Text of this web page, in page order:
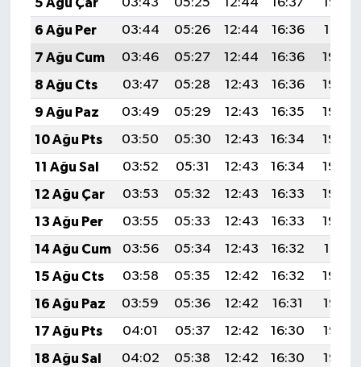
5 Ağu Çar
03:43 05:25 12:44 16:37
19:53
6 Ağu Per
03:44 05:26 12:44 16:36
19:51
7 Ağu Cum
03:46 05:27 12:44 16:36
19:50
8 Ağu Cts
03:47 05:28 12:43 16:36
19:49
9 Ağu Paz
03:49 05:29 12:43 16:35
19:48
10 Ağu Pts
03:50 05:30 12:43 16:34
19:46
11 Ağu Sal
03:52 05:31 12:43 16:34
19:45
12 Ağu Çar
03:53 05:32 12:43 16:33
19:44
13 Ağu Per
03:55 05:33 12:43 16:33
19:42
14 Ağu Cum
03:56 05:34 12:43 16:32
19:41
15 Ağu Cts
03:58 05:35 12:42 16:32
19:40
16 Ağu Paz
03:59 05:36 12:42 16:31
19:38
17 Ağu Pts
04:01 05:37 12:42 16:30
19:37
18 Ağu Sal
04:02 05:38 12:42 16:30
19:35